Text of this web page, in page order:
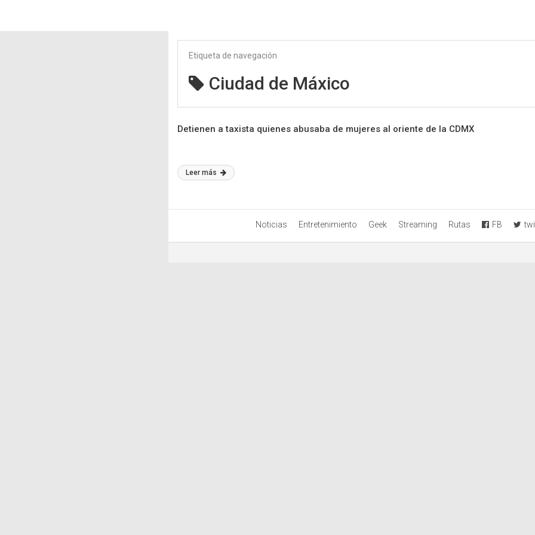
Etiqueta de navegación
Ciudad de Máxico
Detienen a taxista quienes abusaba de mujeres al oriente de la CDMX
Leer más
Noticias Entretenimiento Geek Streaming Rutas FB